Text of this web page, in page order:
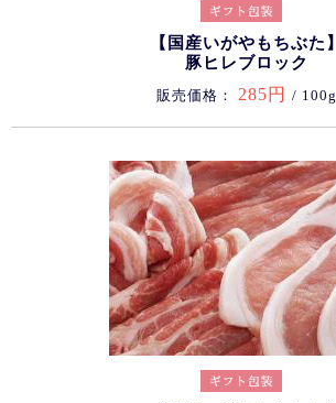
【国産いがやもちぶた】
豚ヒレブロック
販売価格： 285円 / 100g